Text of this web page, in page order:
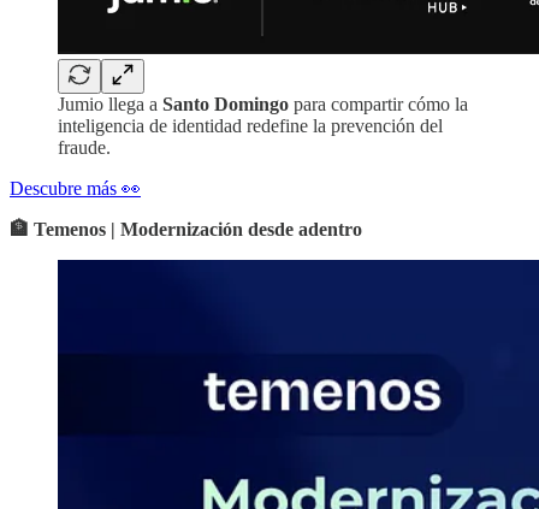
Jumio llega a Santo Domingo para compartir cómo la
inteligencia de identidad redefine la prevención del
fraude.
Descubre más 👀
🏦 Temenos | Modernización desde adentro